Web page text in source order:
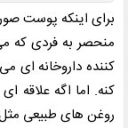
برای اینکه پوست
منحصر به فردی که
کننده داروخانه ای
کنه. اما اگه علاقه
روغن های طبیعی مثل